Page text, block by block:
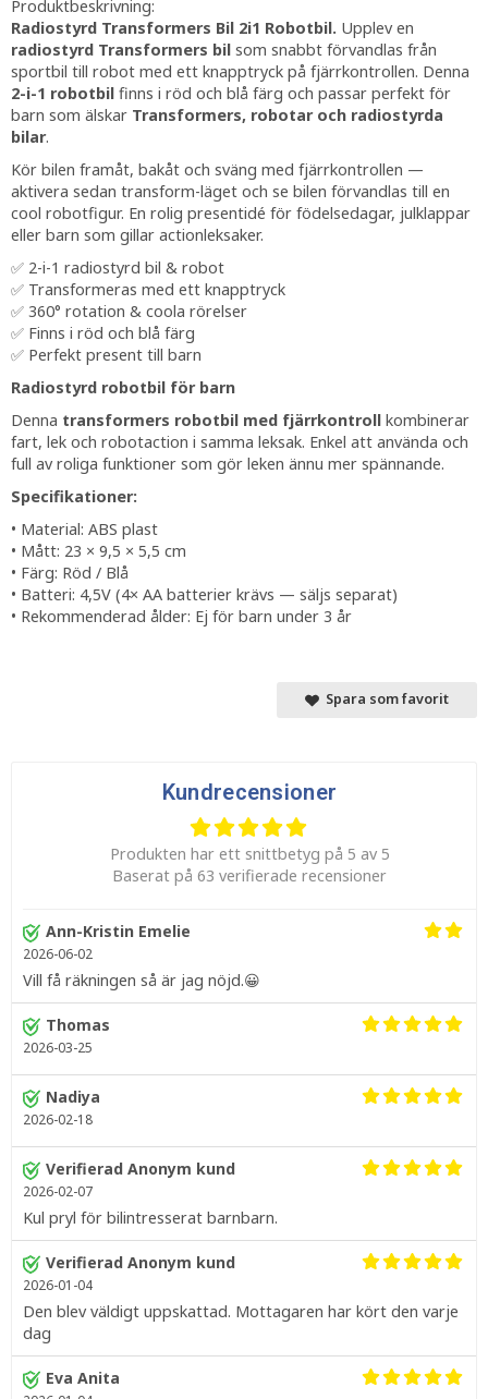
Produktbeskrivning:
Radiostyrd Transformers Bil 2i1 Robotbil. Upplev en
radiostyrd Transformers bil som snabbt förvandlas från
sportbil till robot med ett knapptryck på fjärrkontrollen. Denna
2-i-1 robotbil finns i röd och blå färg och passar perfekt för
barn som älskar Transformers, robotar och radiostyrda
bilar.
Kör bilen framåt, bakåt och sväng med fjärrkontrollen —
aktivera sedan transform-läget och se bilen förvandlas till en
cool robotfigur. En rolig presentidé för födelsedagar, julklappar
eller barn som gillar actionleksaker.
✅ 2-i-1 radiostyrd bil & robot
✅ Transformeras med ett knapptryck
✅ 360° rotation & coola rörelser
✅ Finns i röd och blå färg
✅ Perfekt present till barn
Radiostyrd robotbil för barn
Denna transformers robotbil med fjärrkontroll kombinerar
fart, lek och robotaction i samma leksak. Enkel att använda och
full av roliga funktioner som gör leken ännu mer spännande.
Specifikationer:
• Material: ABS plast
• Mått: 23 × 9,5 × 5,5 cm
• Färg: Röd / Blå
• Batteri: 4,5V (4× AA batterier krävs — säljs separat)
• Rekommenderad ålder: Ej för barn under 3 år
Spara som favorit
Kundrecensioner
Produkten har ett snittbetyg på 5 av 5
Baserat på 63 verifierade recensioner
Ann-Kristin Emelie
2026-06-02
Vill få räkningen så är jag nöjd.😀
Thomas
2026-03-25
Nadiya
2026-02-18
Verifierad Anonym kund
2026-02-07
Kul pryl för bilintresserat barnbarn.
Verifierad Anonym kund
2026-01-04
Den blev väldigt uppskattad. Mottagaren har kört den varje
dag
Eva Anita